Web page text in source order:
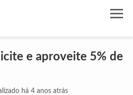
e aproveite 5% de
há 4 anos atrás